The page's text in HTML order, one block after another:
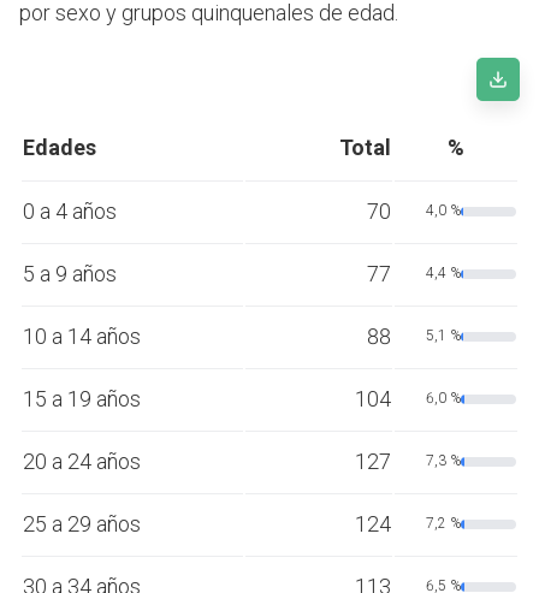
por sexo y grupos quinquenales de edad.
Edades Total %
0 a 4 años 70 4,0 %
5 a 9 años 77 4,4 %
10 a 14 años 88 5,1 %
15 a 19 años 104 6,0 %
20 a 24 años 127 7,3 %
25 a 29 años 124 7,2 %
30 a 34 años 113 6,5 %